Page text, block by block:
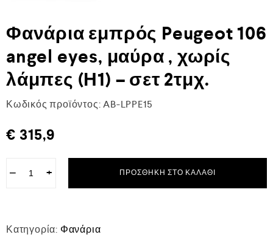
Φανάρια εμπρός Peugeot 106
angel eyes, μαύρα , χωρίς
λάμπες (Η1) – σετ 2τμχ.
Κωδικός προϊόντος: AB-LPPE15
€ 315,9
− + ΠΡΟΣΘΉΚΗ ΣΤΟ ΚΑΛΆΘΙ
Κατηγορία: Φανάρια